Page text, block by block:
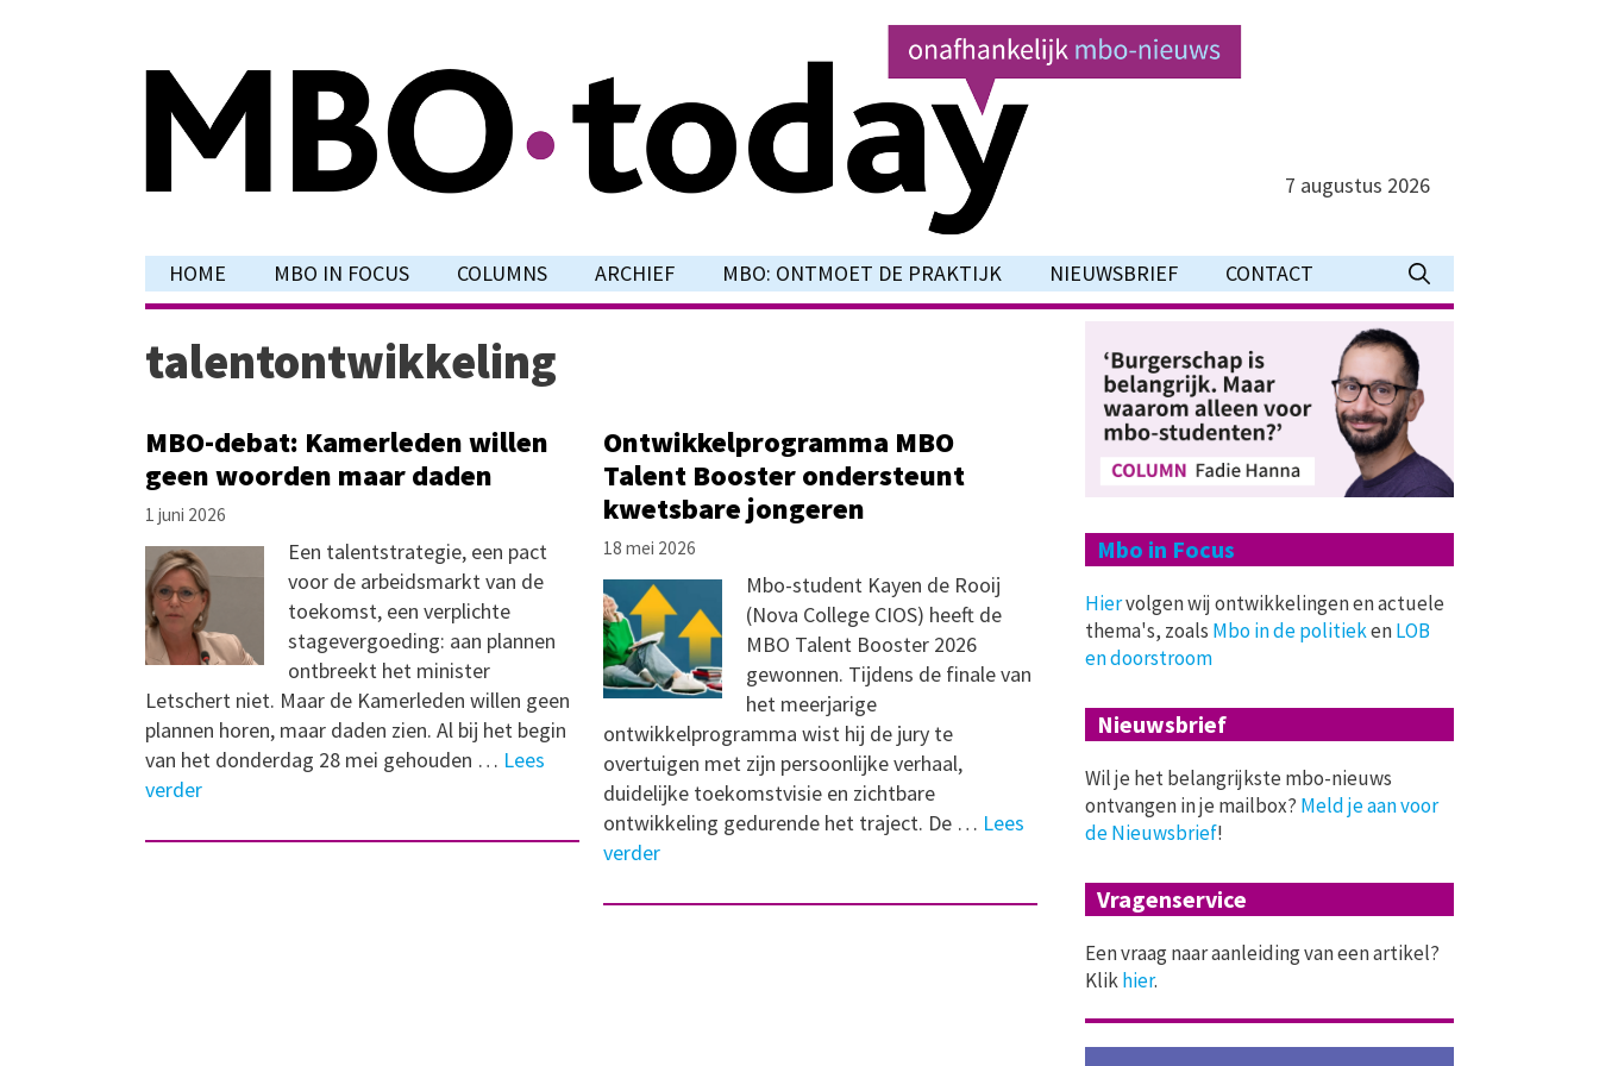
7 augustus 2026
HOME MBO IN FOCUS COLUMNS ARCHIEF MBO: ONTMOET DE PRAKTIJK NIEUWSBRIEF CONTACT
talentontwikkeling
MBO-debat: Kamerleden willen
geen woorden maar daden
1 juni 2026
Een talentstrategie, een pact
voor de arbeidsmarkt van de
toekomst, een verplichte
stagevergoeding: aan plannen
ontbreekt het minister
Letschert niet. Maar de Kamerleden willen geen
plannen horen, maar daden zien. Al bij het begin
van het donderdag 28 mei gehouden … Lees
verder
Ontwikkelprogramma MBO
Talent Booster ondersteunt
kwetsbare jongeren
18 mei 2026
Mbo-student Kayen de Rooij
(Nova College CIOS) heeft de
MBO Talent Booster 2026
gewonnen. Tijdens de finale van
het meerjarige
ontwikkelprogramma wist hij de jury te
overtuigen met zijn persoonlijke verhaal,
duidelijke toekomstvisie en zichtbare
ontwikkeling gedurende het traject. De … Lees
verder
Mbo in Focus
Hiervolgen wij ontwikkelingen en actuele
thema's, zoals Mbo in de politiekenLOB
en doorstroom
Nieuwsbrief
Wil je het belangrijkste mbo-nieuws
ontvangen in je mailbox? Meld je aan voor
de Nieuwsbrief!
Vragenservice
Een vraag naar aanleiding van een artikel?
Klikhier.